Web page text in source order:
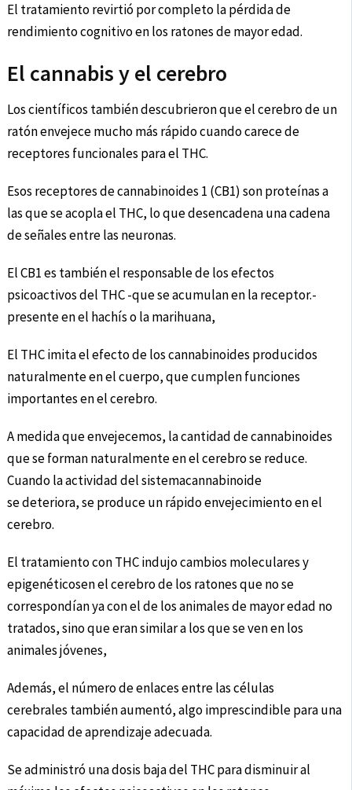
El tratamiento revirtió por completo la pérdida de
rendimiento cognitivo en los ratones de mayor edad.
El cannabis y el cerebro
Los científicos también descubrieron que el cerebro de un
ratón envejece mucho más rápido cuando carece de
receptores funcionales para el THC.
Esos receptores de cannabinoides 1 (CB1) son proteínas a
las que se acopla el THC, lo que desencadena una cadena
de señales entre las neuronas.
El CB1 es también el responsable de los efectos
psicoactivos del THC -que se acumulan en la receptor.-
presente en el hachís o la marihuana,
El THC imita el efecto de los cannabinoides producidos
naturalmente en el cuerpo, que cumplen funciones
importantes en el cerebro.
A medida que envejecemos, la cantidad de cannabinoides
que se forman naturalmente en el cerebro se reduce.
Cuando la actividad del sistemacannabinoide
se deteriora, se produce un rápido envejecimiento en el
cerebro.
El tratamiento con THC indujo cambios moleculares y
epigenéticosen el cerebro de los ratones que no se
correspondían ya con el de los animales de mayor edad no
tratados, sino que eran similar a los que se ven en los
animales jóvenes,
Además, el número de enlaces entre las células
cerebrales también aumentó, algo imprescindible para una
capacidad de aprendizaje adecuada.
Se administró una dosis baja del THC para disminuir al